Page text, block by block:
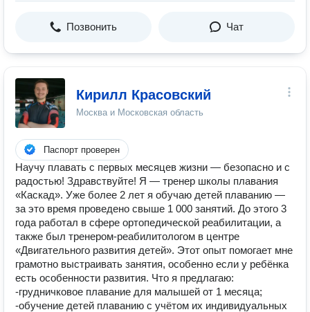
Позвонить Чат
Кирилл Красовский
Москва и Московская область
Паспорт проверен
Научу плавать с первых месяцев жизни — безопасно и с
радостью! Здравствуйте! Я — тренер школы плавания
«Каскад». Уже более 2 лет я обучаю детей плаванию —
за это время проведено свыше 1 000 занятий. До этого 3
года работал в сфере ортопедической реабилитации, а
также был тренером‑реабилитологом в центре
«Двигательного развития детей». Этот опыт помогает мне
грамотно выстраивать занятия, особенно если у ребёнка
есть особенности развития. Что я предлагаю:
-грудничковое плавание для малышей от 1 месяца;
-обучение детей плаванию с учётом их индивидуальных